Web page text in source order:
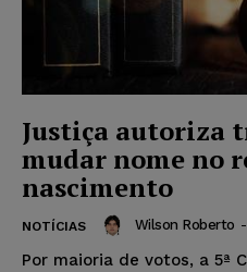
Justiça autoriza
mudar nome no
nascimento
NOTÍCIAS Wilson Roberto -
Por maioria de votos, a 5ª